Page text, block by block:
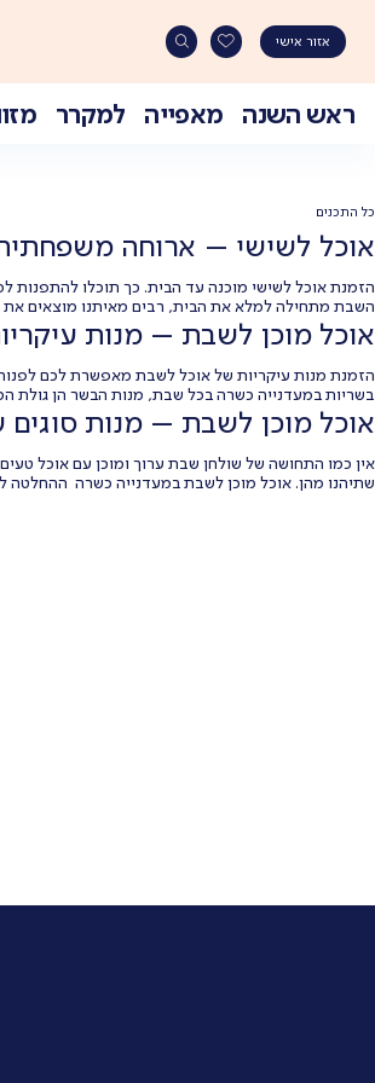
אזור אישי
ראש השנה מאפייה למקרר
כל התכנים
אוכל לשישי – ארוחה
הזמנת אוכל לשישי מוכנה עד הבית. כך תוכלו להתפנות
השבת מתחילה למלא את הבית, רבים מאיתנו מוצאים
אוכל מוכן לשבת – מנות
הזמנת מנות עיקריות של אוכל לשבת מאפשרת לכם
בשריות במעדנייה כשרה בכל שבת, מנות הבשר הן גולת
אוכל מוכן לשבת – מנות
אין כמו התחושה של שולחן שבת ערוך ומוכן עם אוכל
שתיהנו מהן. אוכל מוכן לשבת במעדנייה כשרה ההחלטה